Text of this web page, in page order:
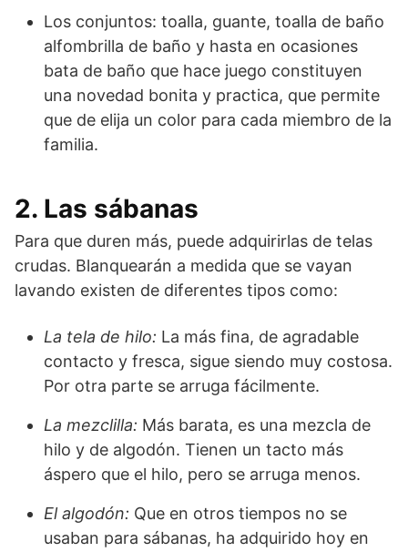
Los conjuntos: toalla, guante, toalla de baño
alfombrilla de baño y hasta en ocasiones
bata de baño que hace juego constituyen
una novedad bonita y practica, que permite
que de elija un color para cada miembro de la
familia.
2. Las sábanas
Para que duren más, puede adquirirlas de telas
crudas. Blanquearán a medida que se vayan
lavando existen de diferentes tipos como:
La tela de hilo: La más fina, de agradable
contacto y fresca, sigue siendo muy costosa.
Por otra parte se arruga fácilmente.
La mezclilla: Más barata, es una mezcla de
hilo y de algodón. Tienen un tacto más
áspero que el hilo, pero se arruga menos.
El algodón: Que en otros tiempos no se
usaban para sábanas, ha adquirido hoy en